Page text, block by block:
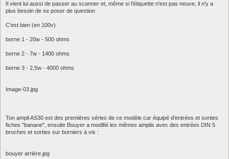
Il vient lui aussi de passer au scanner et, même si l'étiquette n'est pas neuve, il n'y a
plus besoin de se poser de question
C'est bien (en 100v)
borne 1 - 20w - 500 ohms
borne 2 - 7w - 1400 ohms
borne 3 - 2,5w - 4000 ohms
Image-03.jpg
Ton ampli AS30 est des premières séries de ce modèle car équipé d'entrées et sorties
fiches "banane", ensuite Bouyer a modifié les mêmes amplis avec des entrées DIN 5
broches et sorties sur borniers à vis :
bouyer arrière.jpg